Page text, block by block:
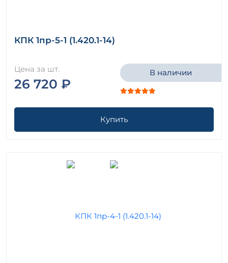
КПК 1пр-5-1 (1.420.1-14)
Цена за шт.
26 720 ₽
В наличии
Купить